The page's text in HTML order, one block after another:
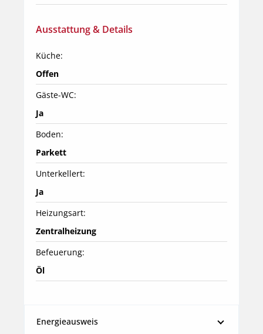
Ausstattung & Details
Küche:
Offen
Gäste-WC:
Ja
Boden:
Parkett
Unterkellert:
Ja
Heizungsart:
Zentralheizung
Befeuerung:
Öl
Energieausweis